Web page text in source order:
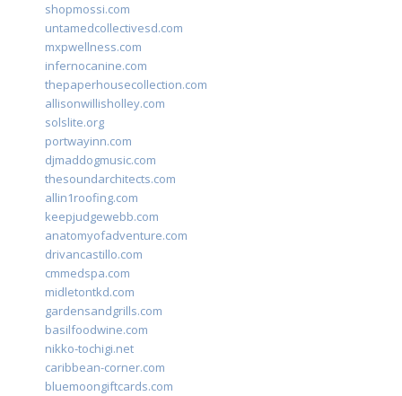
shopmossi.com
untamedcollectivesd.com
mxpwellness.com
infernocanine.com
thepaperhousecollection.com
allisonwillisholley.com
solslite.org
portwayinn.com
djmaddogmusic.com
thesoundarchitects.com
allin1roofing.com
keepjudgewebb.com
anatomyofadventure.com
drivancastillo.com
cmmedspa.com
midletontkd.com
gardensandgrills.com
basilfoodwine.com
nikko-tochigi.net
caribbean-corner.com
bluemoongiftcards.com